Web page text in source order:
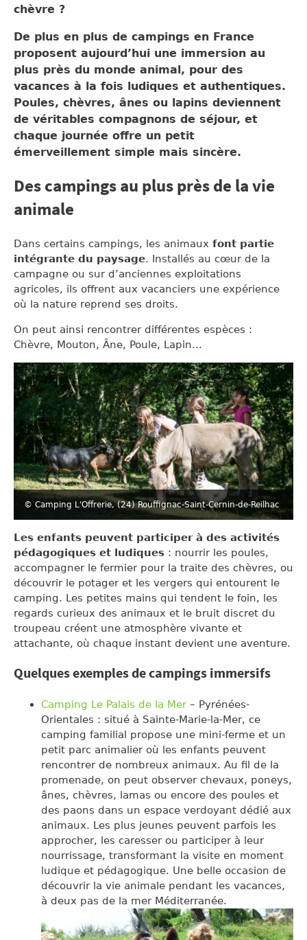
chèvre ?
De plus en plus de campings en France
proposent aujourd’hui une immersion au
plus près du monde animal, pour des
vacances à la fois ludiques et authentiques.
Poules, chèvres, ânes ou lapins deviennent
de véritables compagnons de séjour, et
chaque journée offre un petit
émerveillement simple mais sincère.
Des campings au plus près de la vie
animale
Dans certains campings, les animaux font partie
intégrante du paysage. Installés au cœur de la
campagne ou sur d’anciennes exploitations
agricoles, ils offrent aux vacanciers une expérience
où la nature reprend ses droits.
On peut ainsi rencontrer différentes espèces :
Chèvre, Mouton, Âne, Poule, Lapin...
© Camping L'Offrerie, (24) Rouffignac-Saint-Cernin-de-Reilhac
Les enfants peuvent participer à des activités
pédagogiques et ludiques : nourrir les poules,
accompagner le fermier pour la traite des chèvres, ou
découvrir le potager et les vergers qui entourent le
camping. Les petites mains qui tendent le foin, les
regards curieux des animaux et le bruit discret du
troupeau créent une atmosphère vivante et
attachante, où chaque instant devient une aventure.
Quelques exemples de campings immersifs
Camping Le Palais de la Mer– Pyrénées-
Orientales : situé à Sainte-Marie-la-Mer, ce
camping familial propose une mini-ferme et un
petit parc animalier où les enfants peuvent
rencontrer de nombreux animaux. Au fil de la
promenade, on peut observer chevaux, poneys,
ânes, chèvres, lamas ou encore des poules et
des paons dans un espace verdoyant dédié aux
animaux. Les plus jeunes peuvent parfois les
approcher, les caresser ou participer à leur
nourrissage, transformant la visite en moment
ludique et pédagogique. Une belle occasion de
découvrir la vie animale pendant les vacances,
à deux pas de la mer Méditerranée.